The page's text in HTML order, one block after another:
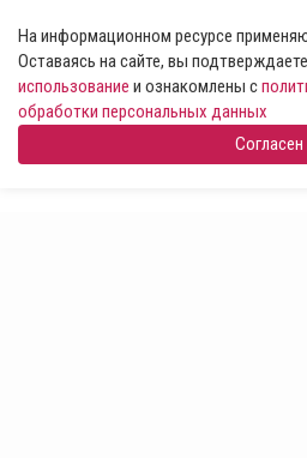
На информационном ресурсе
Оставаясь на сайте, вы
использование и ознакомлены с
обработки персональных данных
Согласен